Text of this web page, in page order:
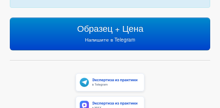
Образец + Цена
Напишите в Telegram